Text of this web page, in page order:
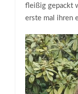
fleißig gepackt
erste mal ihren